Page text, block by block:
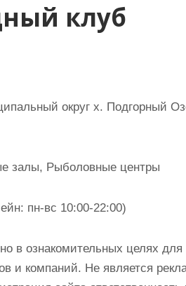
клуб
округ х. Подгорный
залы, Рыболовные центры
пн-вс 10:00-22:00)
в ознакомительных целях
и компаний. Не является